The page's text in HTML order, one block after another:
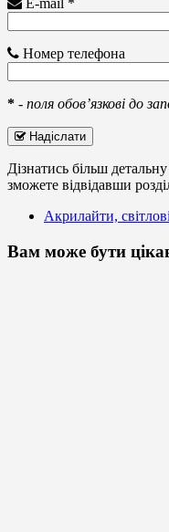
E-mail *
Номер телефона
* - поля обов’язкові до
Надіслати
Дізнатись більш
зможете відвідавши
Акрилайти,
Вам може бути